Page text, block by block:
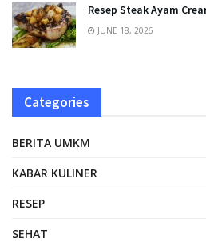
Resep Steak Ayam
JUNE 18, 2026
Categories
BERITA UMKM
KABAR KULINER
RESEP
SEHAT